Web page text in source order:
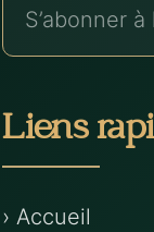
Liens
› Accueil